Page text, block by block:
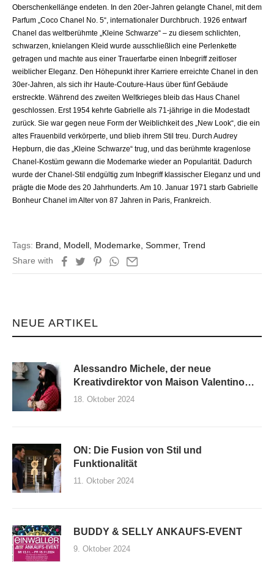
NEUE ARTIKEL
Alessandro Michele, der neue
Kreativdirektor von Maison Valentino
und seine erste Kollektion
18. Oktober 2024
ON: Die Fusion von Stil und
Funktionalität
11. Oktober 2024
BUDDY & SELLY ANKAUFS-EVENT
9. Oktober 2024
Oberschenkellänge endeten. In den 20er-Jahren gelangte Chanel, mit dem
Parfum „Coco Chanel No. 5“, internationaler Durchbruch. 1926 entwarf
Chanel das weltberühmte „Kleine Schwarze“ – zu diesem schlichten,
schwarzen, knielangen Kleid wurde ausschließlich eine Perlenkette
getragen und machte aus einer Trauerfarbe einen Inbegriff zeitloser
weiblicher Eleganz. Den Höhepunkt ihrer Karriere erreichte Chanel in den
30er-Jahren, als sich ihr Haute-Couture-Haus über fünf Gebäude
erstreckte. Während des zweiten Weltkrieges bleib das Haus Chanel
geschlossen. Erst 1954 kehrte Gabrielle als 71-jährige in die Modestadt
zurück. Sie war gegen neue Form der Weiblichkeit des „New Look“, die ein
altes Frauenbild verkörperte, und blieb ihrem Stil treu. Durch Audrey
Hepburn, die das „Kleine Schwarze“ trug, und das berühmte kragenlose
Chanel-Kostüm gewann die Modemarke wieder an Popularität. Dadurch
wurde der Chanel-Stil endgültig zum Inbegriff klassischer Eleganz und und
prägte die Mode des 20 Jahrhunderts. Am 10. Januar 1971 starb Gabrielle
Bonheur Chanel im Alter von 87 Jahren in Paris, Frankreich.
Tags: Brand Modell Modemarke Sommer, Trend
Share with